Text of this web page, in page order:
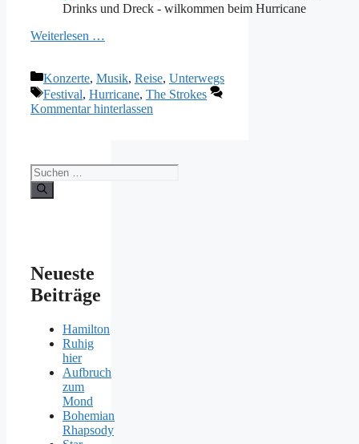
Drinks und Dreck - wilkommen beim Hurricane
Weiterlesen …
Kategorien
Konzerte, Musik, Reise, Unterwegs
Schlagwörter
Festival, Hurricane, The Strokes
Kommentar hinterlassen
Suchen
nach:
Neueste
Beiträge
Hamilton
Ruhig
hier
Aufbruch
zum
Mond
Bohemian
Rhapsody